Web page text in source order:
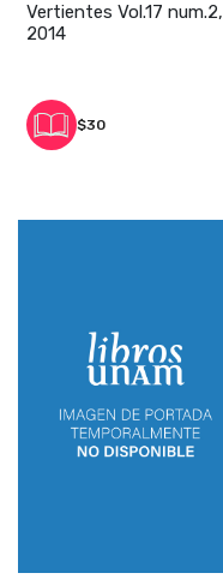
Vertientes Vol.17 num.2,
2014
$30